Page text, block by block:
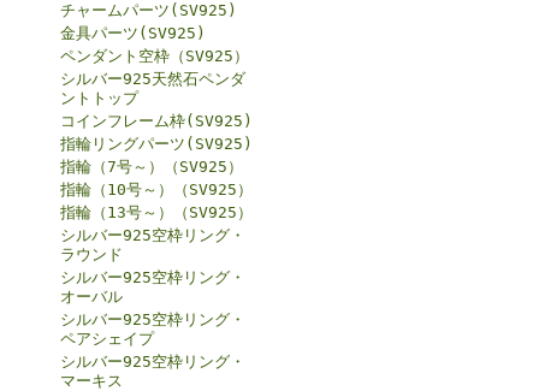
チャームパーツ(SV925)
金具パーツ(SV925)
ペンダント空枠（SV925）
シルバー925天然石ペンダ
ントトップ
コインフレーム枠(SV925)
指輪リングパーツ(SV925)
指輪（7号～）（SV925）
指輪（10号～）（SV925）
指輪（13号～）（SV925）
シルバー925空枠リング・
ラウンド
シルバー925空枠リング・
オーバル
シルバー925空枠リング・
ペアシェイプ
シルバー925空枠リング・
マーキス